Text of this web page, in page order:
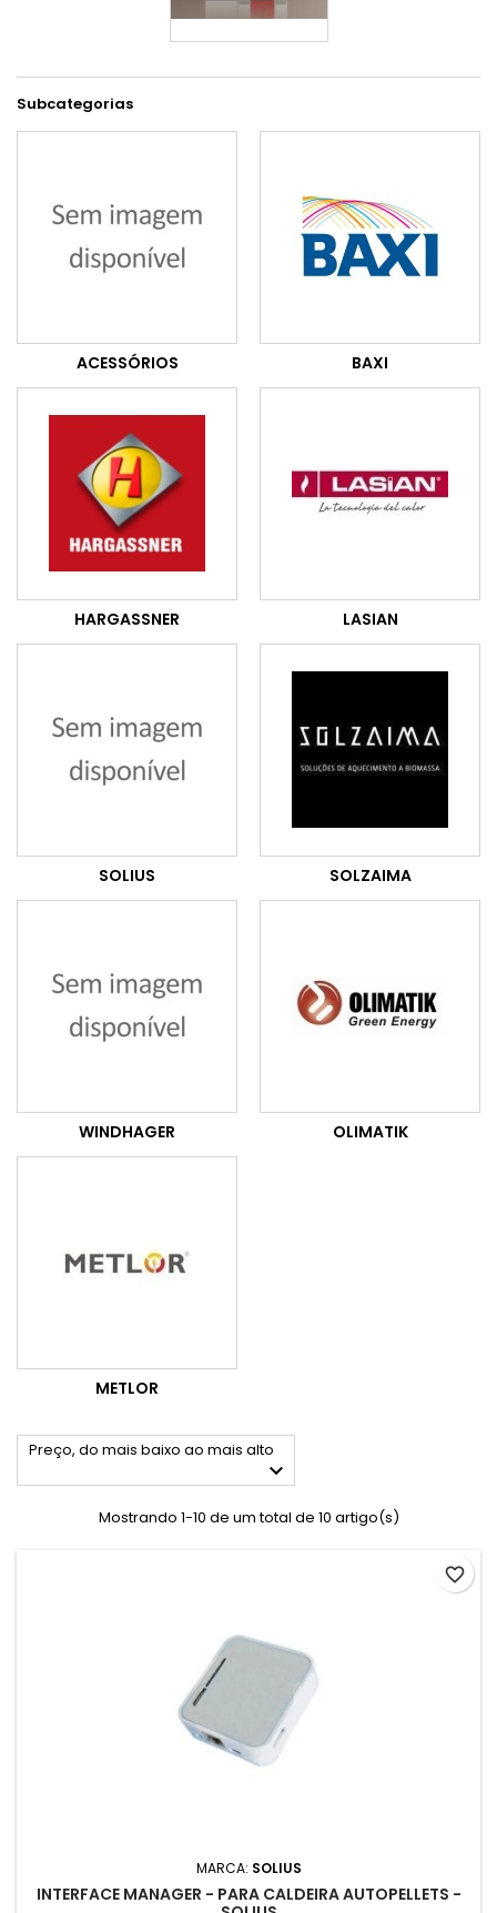
Subcategorias
ACESSÓRIOS BAXI
HARGASSNER LASIAN
SOLIUS SOLZAIMA
WINDHAGER OLIMATIK
METLOR
Preço, do mais baixo ao mais alto

Mostrando 1-10 de um total de 10 artigo(s)
MARCA: SOLIUS
INTERFACE MANAGER - PARA CALDEIRA AUTOPELLETS -
favorite_border